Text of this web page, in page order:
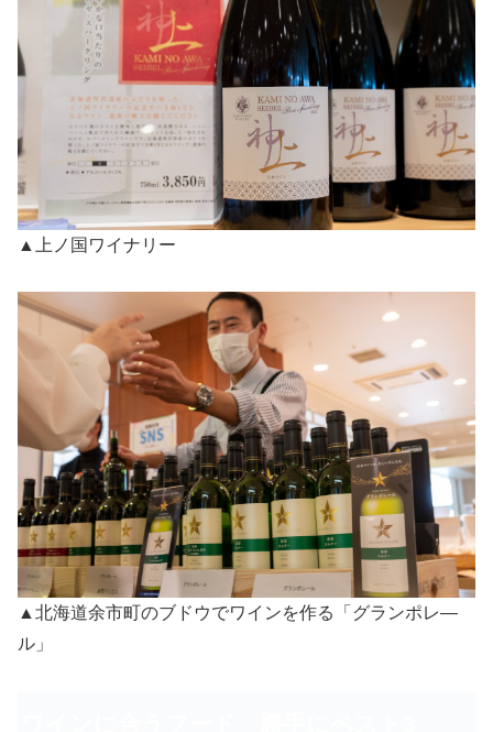
▲上ノ国ワイナリー
▲北海道余市町のブドウでワインを作る「グランポレ―
ル」